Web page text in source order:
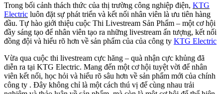
Trong bối cảnh thách thức của thị trường công nghiệp điện, KTG
Electric luôn đặt sự phát triển và kết nối nhân viên là ưu tiên hàng
đầu. Tự hào giới thiệu cuộc Thi Livestream Sản Phẩm – một cơ hội
đầy sáng tạo để nhân viên tạo ra những livestream ấn tượng, kết nối
đồng đội và hiểu rõ hơn về sản phẩm của của công ty KTG Electric
Vừa qua cuộc thi livestream cực hăng – quà nhận cực khủng đã
diễn ra tại KTG Electric. Mang đến một cơ hội tuyệt vời để nhân
viên kết nối, học hỏi và hiểu rõ sâu hơn về sản phẩm mới của chính
công ty . Đây không chỉ là một cách thú vị để cùng nhau trải